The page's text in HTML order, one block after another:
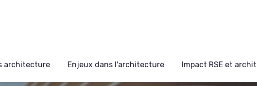
architecture Enjeux dans l'architecture Impact RSE et